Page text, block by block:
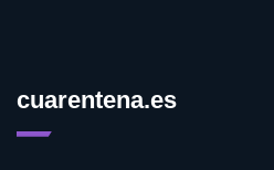
cuarentena.es